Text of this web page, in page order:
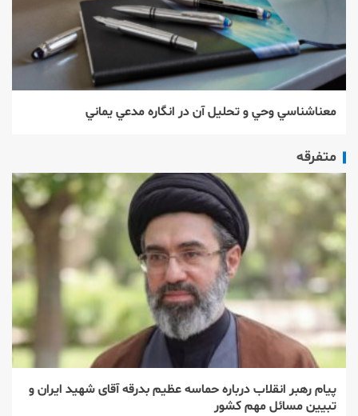
معناشناسي وحي و تحليل آن در انگاره مدعي يماني
متفرقه
پیام رهبر انقلاب درباره حماسه عظیم بدرقه آقای شهید ایران و
تبیین مسائل مهم کشور